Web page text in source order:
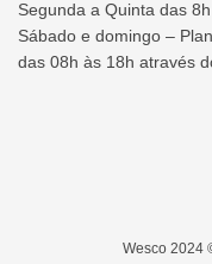
Segunda a Quinta das
Sábado e domingo –
das 08h às 18h através
Wesco 2024